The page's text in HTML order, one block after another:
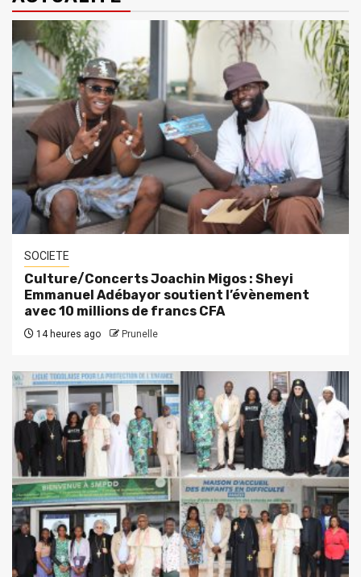
SOCIETE
Culture/Concerts Joachin Migos : Sheyi
Emmanuel Adébayor soutient l’évènement
avec 10 millions de francs CFA
14 heures ago Prunelle